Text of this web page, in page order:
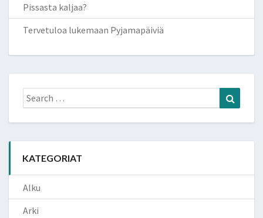
Pissasta kaljaa?
Tervetuloa lukemaan Pyjamapäiviä
Search
for:
KATEGORIAT
Alku
Arki